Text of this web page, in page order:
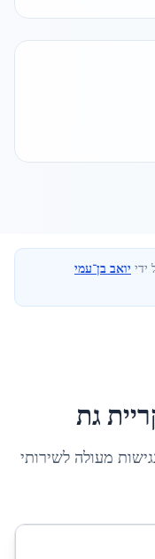
ידי יואב בן־עמי
גת
מעולה לשירותי